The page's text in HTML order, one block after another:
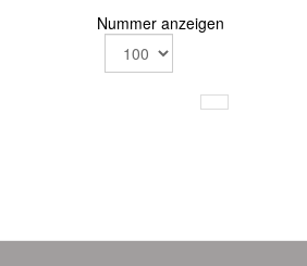
Nummer anzeigen